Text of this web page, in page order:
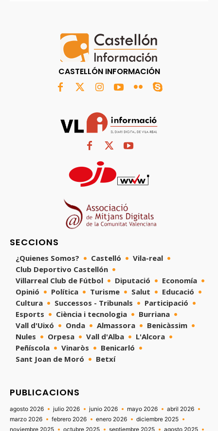
CASTELLÓN INFORMACIÓN
SECCIONS
¿Quienes Somos? Castelló
Vila-real
Club Deportivo Castellón
Villarreal Club de Fútbol
Diputació
Economía
Opinió
Política Turisme Salut
Educació
Cultura
Successos - Tribunals
Participació
Esports
Ciència i tecnologia
Burriana
Vall d'Uixó
Onda Almassora
Benicàssim
Nules
Orpesa Vall d'Alba
L'Alcora
Peñíscola
Vinaròs
Benicarló
Sant Joan de Moró
Betxí
PUBLICACIONS
agosto 2026 julio 2026 junio 2026 mayo 2026
abril 2026
marzo 2026
febrero 2026 enero 2026
diciembre 2025
noviembre 2025
octubre 2025 septiembre 2025
agosto 2025